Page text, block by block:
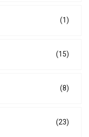
(1)
(15)
(8)
(23)